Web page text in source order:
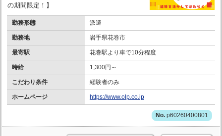
の期間限定！】
勤務形態 派遣
勤務地 岩手県花巻市
最寄駅 花巻駅より車で10分程度
時給 1,300円～
こだわり条件 経験者のみ
ホームページ https://www.olp.co.jp
p60260400801